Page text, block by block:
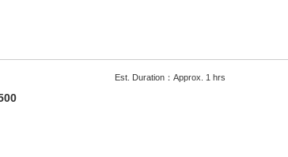
Est. Duration：Approx. 1 hrs